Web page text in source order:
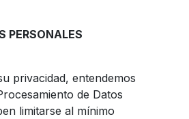
PERSONALES
privacidad, entendemos
de Datos
limitarse al mínimo